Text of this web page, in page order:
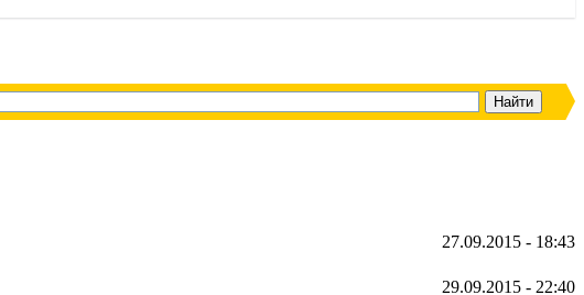
27.09.2015 - 18:43
29.09.2015 - 22:40